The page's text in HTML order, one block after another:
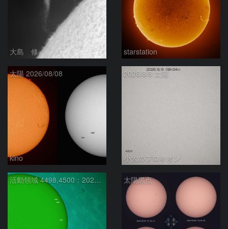
大島 修 starstation
太陽 2026/08/08
kino
2026/8/8 太陽
小犬のプロキオン
活動領域 4498,4500：2026/08/08 太陽黒点